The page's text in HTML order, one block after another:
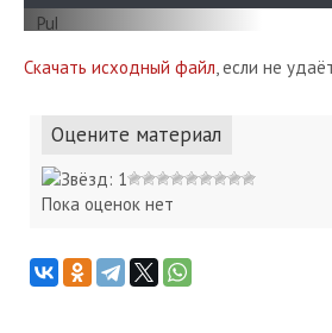
Скачать исходный файл, если не
Оцените материал
Пока оценок нет